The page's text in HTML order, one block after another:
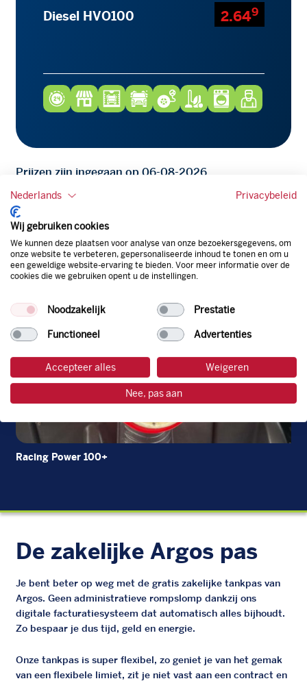
Diesel HVO100 2.649
Prijzen zijn ingegaan op 06-08-2026
Beschikbare producten
Bekijk het aanbod hier
Racing Power 100+
De zakelijke Argos pas
Je bent beter op weg met de gratis zakelijke tankpas van
Argos. Geen administratieve rompslomp dankzij ons
digitale facturatiesysteem dat automatisch alles bijhoudt.
Zo bespaar je dus tijd, geld en energie.
Onze tankpas is super flexibel, zo geniet je van het gemak
van een flexibele limiet, zit je niet vast aan een contract en
Nederlands Privacybeleid
Wij gebruiken cookies
We kunnen deze plaatsen voor analyse van onze bezoekersgegevens, om
onze website te verbeteren, gepersonaliseerde inhoud te tonen en om u
een geweldige website-ervaring te bieden. Voor meer informatie over de
cookies die we gebruiken opent u de instellingen.
Noodzakelijk Prestatie
Functioneel Advertenties
Accepteer alles Weigeren
Nee, pas aan